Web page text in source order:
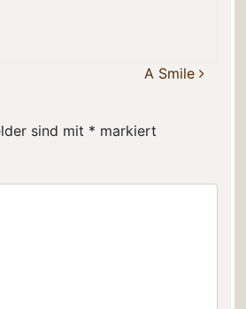
A Smile
sind mit * markiert